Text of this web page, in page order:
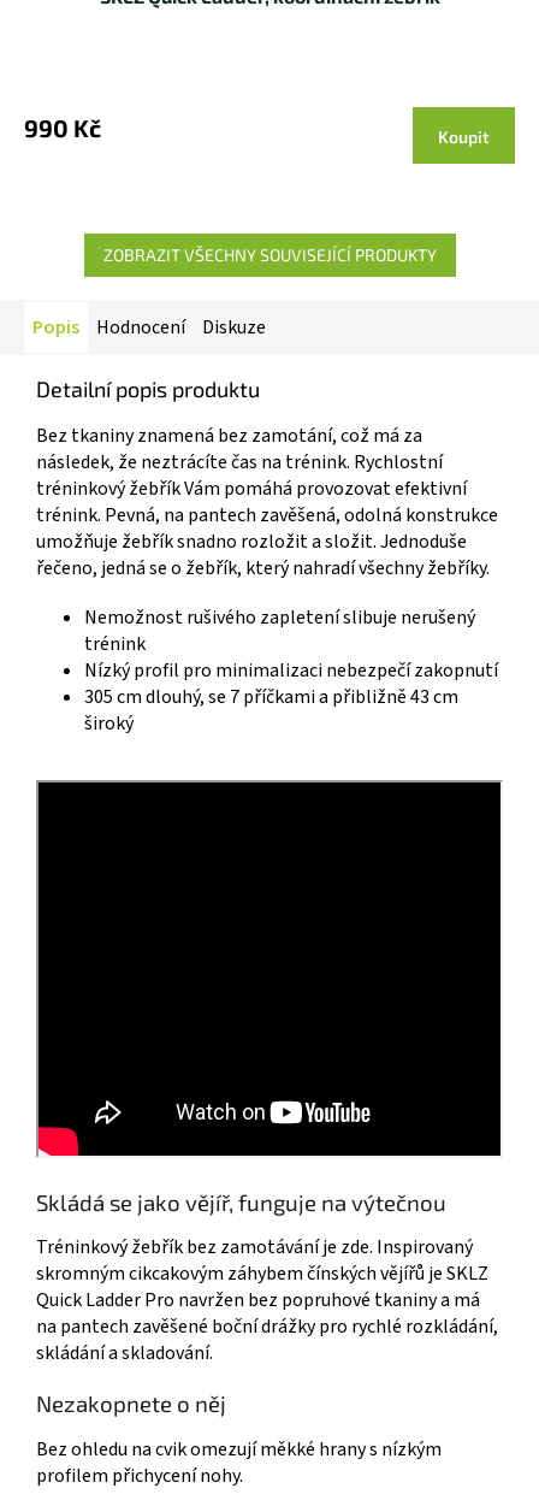
990 Kč Koupit
ZOBRAZIT VŠECHNY SOUVISEJÍCÍ PRODUKTY
Popis Hodnocení Diskuze
Detailní popis produktu
Bez tkaniny znamená bez zamotání, což má za
následek, že neztrácíte čas na trénink. Rychlostní
tréninkový žebřík Vám pomáhá provozovat efektivní
trénink. Pevná, na pantech zavěšená, odolná konstrukce
umožňuje žebřík snadno rozložit a složit. Jednoduše
řečeno, jedná se o žebřík, který nahradí všechny žebříky.
Nemožnost rušivého zapletení slibuje nerušený
trénink
Nízký profil pro minimalizaci nebezpečí zakopnutí
305 cm dlouhý, se 7 příčkami a přibližně 43 cm
široký
Skládá se jako vějíř, funguje na výtečnou
Tréninkový žebřík bez zamotávání je zde. Inspirovaný
skromným cikcakovým záhybem čínských vějířů je SKLZ
Quick Ladder Pro navržen bez popruhové tkaniny a má
na pantech zavěšené boční drážky pro rychlé rozkládání,
skládání a skladování.
Nezakopnete o něj
Bez ohledu na cvik omezují měkké hrany s nízkým
profilem přichycení nohy.